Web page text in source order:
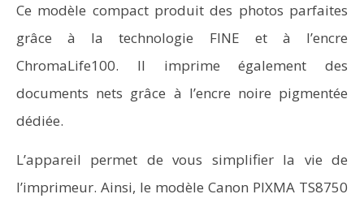
Ce modèle compact produit des photos parfaites
grâce à la technologie FINE et à l’encre
ChromaLife100. Il imprime également des
documents nets grâce à l’encre noire pigmentée
dédiée.
L’appareil permet de vous simplifier la vie de
l’imprimeur. Ainsi, le modèle Canon PIXMA TS8750